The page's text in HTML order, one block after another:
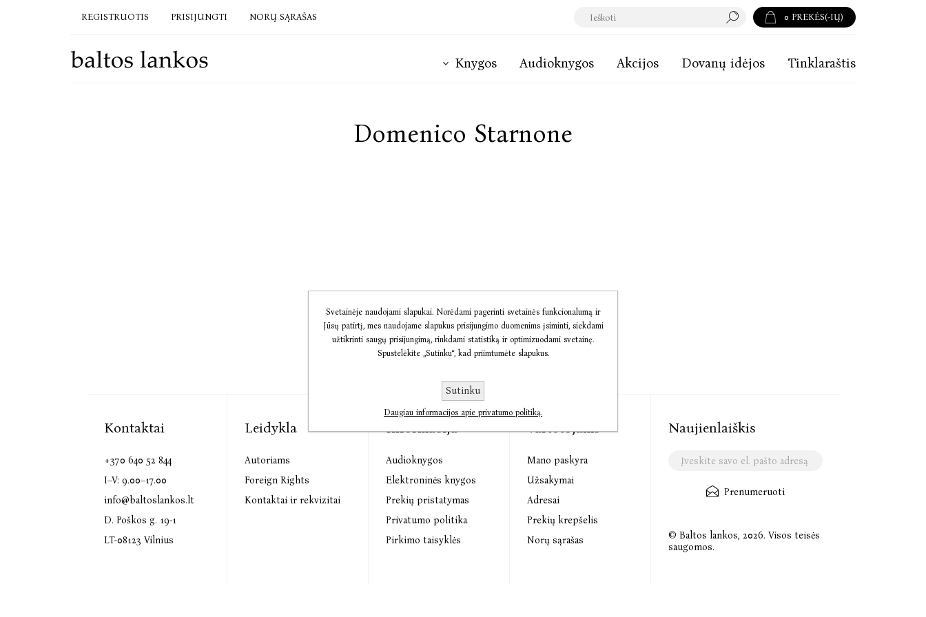
REGISTRUOTIS PRISIJUNGTI NORŲ SĄRAŠAS 0 PREKĖS(-IŲ)
Knygos Audioknygos Akcijos Dovanų idėjos Tinklaraštis
Domenico Starnone
Kontaktai
+370 640 52 844
I–V: 9.00–17.00
info@baltoslankos.lt
D. Poškos g. 19-1
LT-08123 Vilnius
Leidykla
Autoriams
Foreign Rights
Kontaktai ir rekvizitai
Informacija
Audioknygos
Elektroninės knygos
Prekių pristatymas
Privatumo politika
Pirkimo taisyklės
Vartotojams
Mano paskyra
Užsakymai
Adresai
Prekių krepšelis
Norų sąrašas
Naujienlaiškis
Prenumeruoti
© Baltos lankos, 2026. Visos teisės
saugomos.
Svetainėje naudojami slapukai. Norėdami pagerinti svetainės funkcionalumą ir
Jūsų patirtį, mes naudojame slapukus prisijungimo duomenims įsiminti, siekdami
užtikrinti saugų prisijungimą, rinkdami statistiką ir optimizuodami svetainę.
Spustelėkite „Sutinku“, kad priimtumėte slapukus.
Sutinku
Daugiau informacijos apie privatumo politiką.